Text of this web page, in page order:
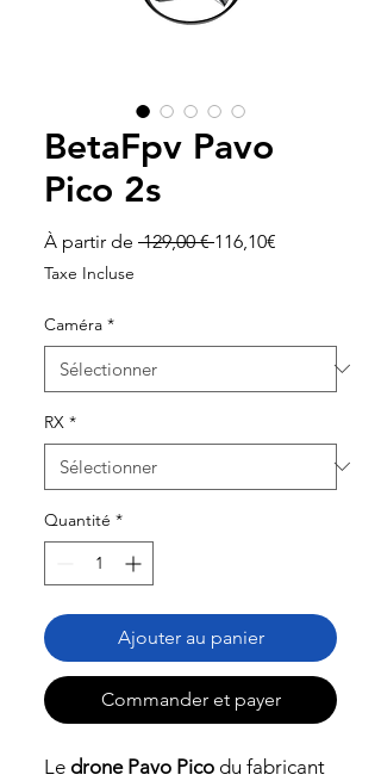
BetaFpv Pavo
Pico 2s
À partir de 129,00 € Prix
116,10€
Taxe Incluse
Caméra *
RX *
Quantité *
Ajouter au panier
Commander et payer
Le drone Pavo Pico du fabricant